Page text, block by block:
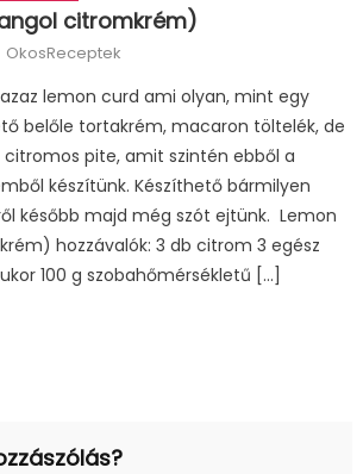
citromkrém)
Author
OkosReceptek
lemon curd ami olyan, mint egy
belőle tortakrém, macaron töltelék, de
pite, amit szintén ebből a
készítünk. Készíthető bármilyen
később majd még szót ejtünk. Lemon
hozzávalók: 3 db citrom 3 egész
100 g szobahőmérsékletű […]